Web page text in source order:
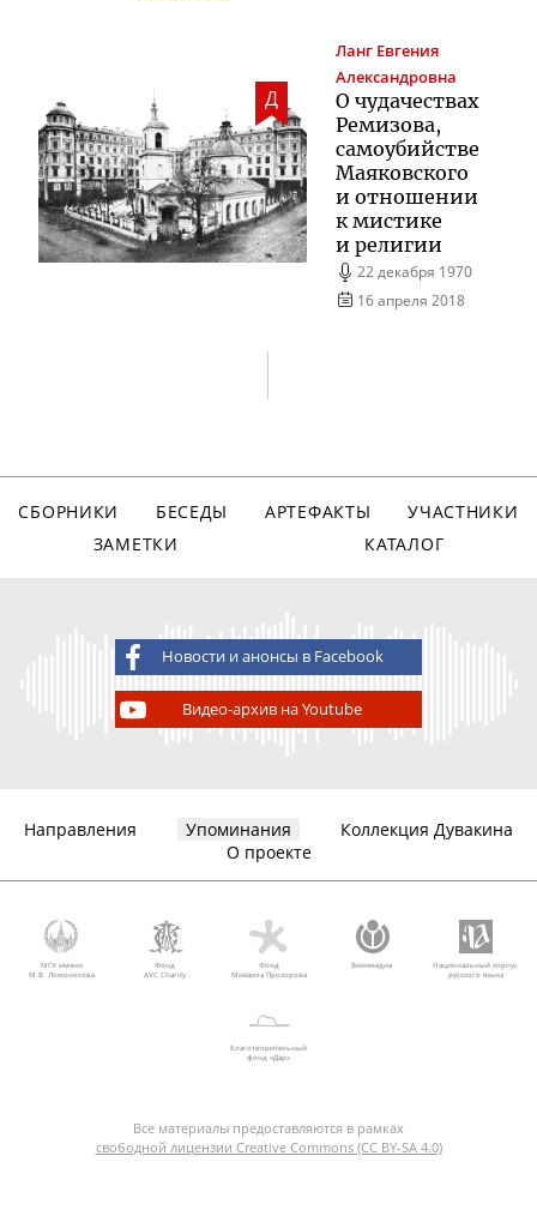
Д
Ланг Евгения
Александровна
О чудачествах
Ремизова,
самоубийстве
Маяковского
и отношении
к мистике
и религии
22 декабря 1970
16 апреля 2018
СБОРНИКИ БЕСЕДЫ АРТЕФАКТЫ
УЧАСТНИКИ
ЗАМЕТКИ
КАТАЛОГ
Новости и анонсы в Facebook
Видео-архив на Youtube
Направления Упоминания
Коллекция Дувакина
О проекте
МГУ имени
М.В. Ломоносова
Фонд
AVC Charity
Фонд
Михаила Прохорова
Викимедиа
Национальный корпус
русского языка
Благотворительный
фонд «Дар»
Все материалы предоставляются в рамках
свободной лицензии Creative Commons (CC BY-SA 4.0)